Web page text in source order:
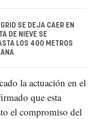
SE DEJA CAER EN
DE NIEVE SE
LOS 400 METROS
la actuación en el
que esta
el compromiso del